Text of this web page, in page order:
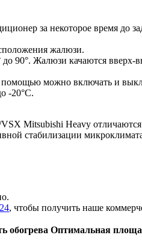
за некоторое время до
жалюзи.
90°. Жалюзи качаются вверх-
можно включать и
-20°С.
Mitsubishi Heavy
стабилизации
, чтобы получить наше
обогрева Оптимальная